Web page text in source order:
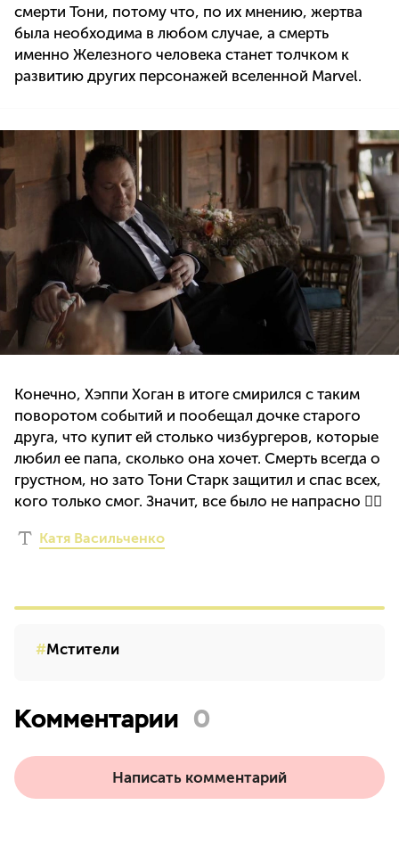
смерти Тони, потому что, по их мнению, жертва
была необходима в любом случае, а смерть
именно Железного человека станет толчком к
развитию других персонажей вселенной Marvel.
Конечно, Хэппи Хоган в итоге смирился с таким
поворотом событий и пообещал дочке старого
друга, что купит ей столько чизбургеров, которые
любил ее папа, сколько она хочет. Смерть всегда о
грустном, но зато Тони Старк защитил и спас всех,
кого только смог. Значит, все было не напрасно ✊🏻
Катя Васильченко
Мстители
Комментарии 0
Написать комментарий